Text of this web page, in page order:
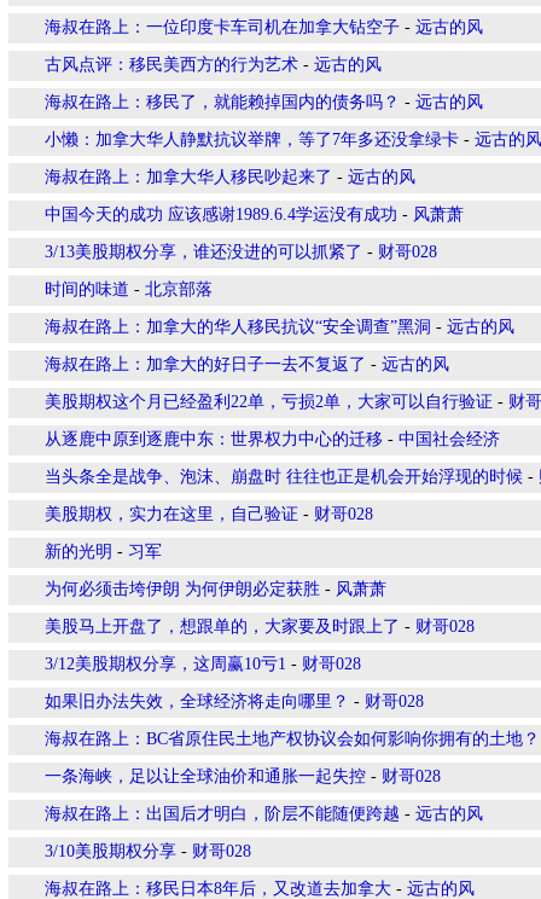
海叔在路上：一位印度卡车司机在加拿大钻空子 - 远古的风
古风点评：移民美西方的行为艺术 - 远古的风
海叔在路上：移民了，就能赖掉国内的债务吗？ - 远古的风
小懒：加拿大华人静默抗议举牌，等了7年多还没拿绿卡 - 远古的风
海叔在路上：加拿大华人移民吵起来了 - 远古的风
中国今天的成功 应该感谢1989.6.4学运没有成功 - 风萧萧
3/13美股期权分享，谁还没进的可以抓紧了 - 财哥028
时间的味道 - 北京部落
海叔在路上：加拿大的华人移民抗议“安全调查”黑洞 - 远古的风
海叔在路上：加拿大的好日子一去不复返了 - 远古的风
美股期权这个月已经盈利22单，亏损2单，大家可以自行验证 - 财
从逐鹿中原到逐鹿中东：世界权力中心的迁移 - 中国社会经济
当头条全是战争、泡沫、崩盘时 往往也正是机会开始浮现的时候 -
美股期权，实力在这里，自己验证 - 财哥028
新的光明 - 习军
为何必须击垮伊朗 为何伊朗必定获胜 - 风萧萧
美股马上开盘了，想跟单的，大家要及时跟上了 - 财哥028
3/12美股期权分享，这周赢10亏1 - 财哥028
如果旧办法失效，全球经济将走向哪里？ - 财哥028
海叔在路上：BC省原住民土地产权协议会如何影响你拥有的土地？
一条海峡，足以让全球油价和通胀一起失控 - 财哥028
海叔在路上：出国后才明白，阶层不能随便跨越 - 远古的风
3/10美股期权分享 - 财哥028
海叔在路上：移民日本8年后，又改道去加拿大 - 远古的风